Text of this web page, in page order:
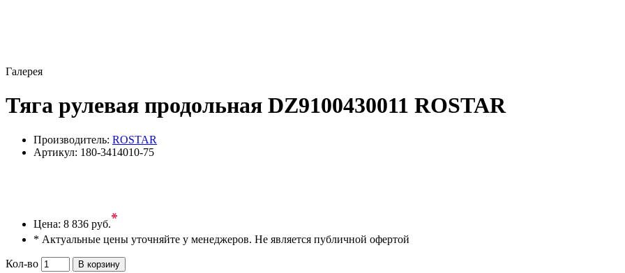
Галерея
Тяга рулевая продольная DZ9100430011 ROSTAR
Производитель: ROSTAR
Артикул: 180-3414010-75
Цена: 8 836 руб.*
* Актуальные цены уточняйте у менеджеров. Не является публичной офертой
Кол-во
В корзину